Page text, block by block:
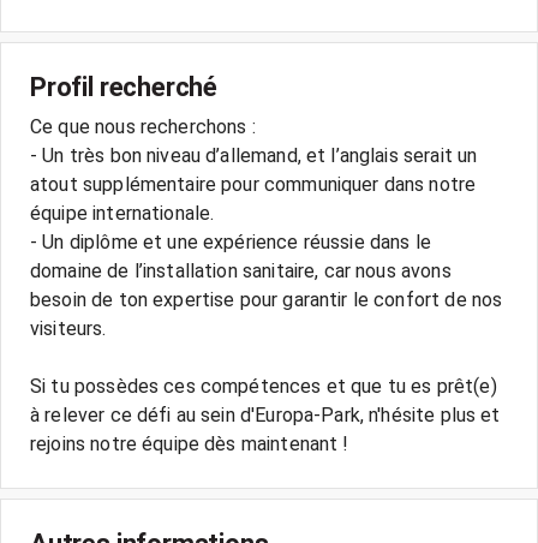
Profil recherché
Ce que nous recherchons :
- Un très bon niveau d’allemand, et l’anglais serait un
atout supplémentaire pour communiquer dans notre
équipe internationale.
- Un diplôme et une expérience réussie dans le
domaine de l’installation sanitaire, car nous avons
besoin de ton expertise pour garantir le confort de nos
visiteurs.
Si tu possèdes ces compétences et que tu es prêt(e)
à relever ce défi au sein d'Europa-Park, n'hésite plus et